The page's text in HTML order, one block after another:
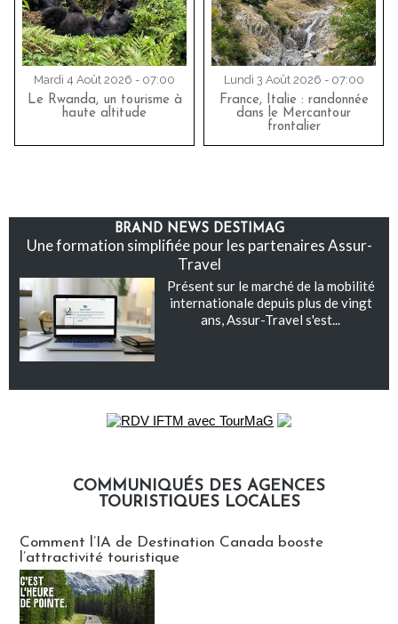
Mardi 4 Août 2026 - 07:00
Le Rwanda, un tourisme à
haute altitude
Lundi 3 Août 2026 - 07:00
France, Italie : randonnée
dans le Mercantour
frontalier
BRAND NEWS DESTIMAG
Une formation simplifiée pour les partenaires Assur-
Travel
Présent sur le marché de la mobilité
internationale depuis plus de vingt
ans, Assur-Travel s'est...
COMMUNIQUÉS DES AGENCES
TOURISTIQUES LOCALES
Comment l’IA de Destination Canada booste
l’attractivité touristique